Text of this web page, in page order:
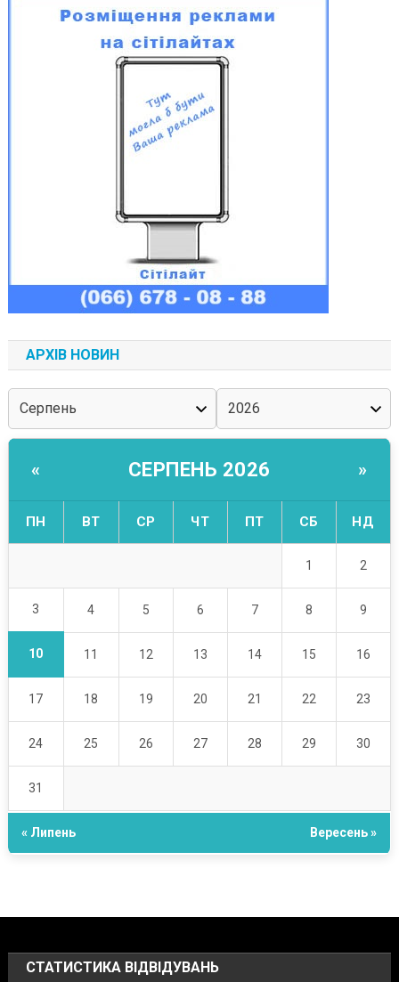
АРХІВ НОВИН
« СЕРПЕНЬ 2026 »
ПН ВТ СР ЧТ ПТ СБ НД
1 2
3 4 5 6 7 8 9
10 11 12 13 14 15 16
17 18 19 20 21 22 23
24 25 26 27 28 29 30
31
« Липень Вересень »
СТАТИСТИКА ВІДВІДУВАНЬ